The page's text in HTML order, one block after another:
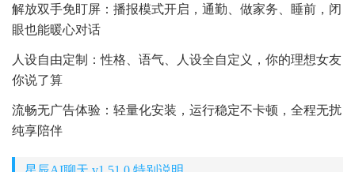
解放双手免盯屏：播报模式开启，通勤、做家务、睡前，闭
眼也能暖心对话
人设自由定制：性格、语气、人设全自定义，你的理想女友
你说了算
流畅无广告体验：轻量化安装，运行稳定不卡顿，全程无扰
纯享陪伴